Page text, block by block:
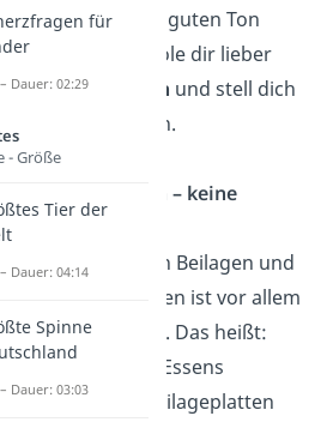
– zum guten Ton
es nicht. Hole dir lieber
kleinere Portionen und stell dich
dafür mehrmals an.
Richtig nein sagen – keine
Beim Ablehnen von Beilagen und
zusätzlichen Gängen ist vor allem
wichtig. Das heißt:
Bewertungen des Essens
vermeiden, und Beilageplatten
für
Dauer: 02:29
- Größe
Tier der
Dauer: 04:14
Spinne
Dauer: 03:03